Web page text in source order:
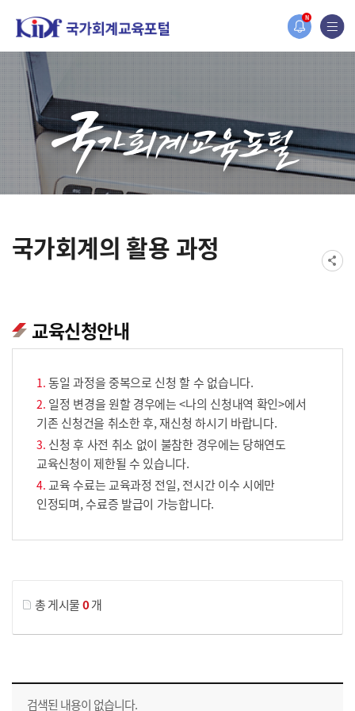
N
홈페이지가 새롭게 개편되었습니다.
한국조세재정연구원홈페이지가 새롭게 개설되었습니다.
국가회계의 활용 과정
교육신청안내
동일 과정을 중복으로 신청 할 수 없습니다.
일정 변경을 원할 경우에는 <나의 신청내역 확인>에서
기존 신청건을 취소한 후, 재신청 하시기 바랍니다.
신청 후 사전 취소 없이 불참한 경우에는 당해연도
교육신청이 제한될 수 있습니다.
교육 수료는 교육과정 전일, 전시간 이수 시에만
인정되며, 수료증 발급이 가능합니다.
총 게시물0개
교육신청 목록을 나타낸 표로 회차, 지역, 접수기간, 교육기간, 교육장소, 신청인원/모집인원, 상태로 나뉘어 설명합니다.
검색된 내용이 없습니다.